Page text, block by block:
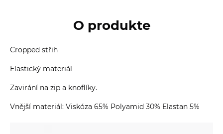
O produkte
Cropped střih
Elastický materiál
Zavirání na zip a knoflíky.
Vnější materiál: Viskóza 65% Polyamid 30% Elastan 5%